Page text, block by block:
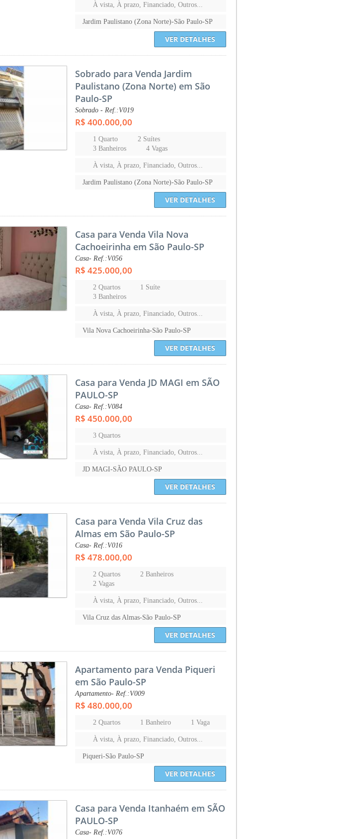
À vista, À prazo, Financiado, Outros...
Jardim Paulistano (Zona Norte)-São Paulo-SP
VER DETALHES
Sobrado para Venda Jardim
Paulistano (Zona Norte) em São
Paulo-SP
Sobrado - Ref.:V019
R$ 400.000,00
1 Quarto
2 Suítes
3 Banheiros
4 Vagas
À vista, À prazo, Financiado, Outros...
Jardim Paulistano (Zona Norte)-São Paulo-SP
VER DETALHES
Casa para Venda Vila Nova
Cachoeirinha em São Paulo-SP
Casa- Ref.:V056
R$ 425.000,00
2 Quartos
1 Suíte
3 Banheiros
À vista, À prazo, Financiado, Outros...
Vila Nova Cachoeirinha-São Paulo-SP
VER DETALHES
Casa para Venda JD MAGI em SÃO
PAULO-SP
Casa- Ref.:V084
R$ 450.000,00
3 Quartos
À vista, À prazo, Financiado, Outros...
JD MAGI-SÃO PAULO-SP
VER DETALHES
Casa para Venda Vila Cruz das
Almas em São Paulo-SP
Casa- Ref.:V016
R$ 478.000,00
2 Quartos
2 Banheiros
2 Vagas
À vista, À prazo, Financiado, Outros...
Vila Cruz das Almas-São Paulo-SP
VER DETALHES
Apartamento para Venda Piqueri
em São Paulo-SP
Apartamento- Ref.:V009
R$ 480.000,00
2 Quartos 1 Banheiro 1 Vaga
À vista, À prazo, Financiado, Outros...
Piqueri-São Paulo-SP
VER DETALHES
Casa para Venda Itanhaém em SÃO
PAULO-SP
Casa- Ref.:V076